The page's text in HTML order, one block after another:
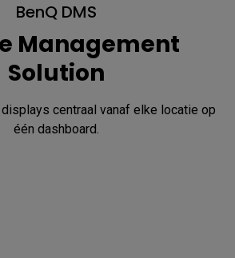
BenQ DMS
Management
Solution
displays centraal vanaf elke locatie op
één dashboard.